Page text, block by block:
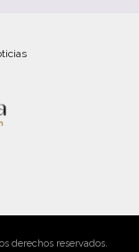
derechos reservados.